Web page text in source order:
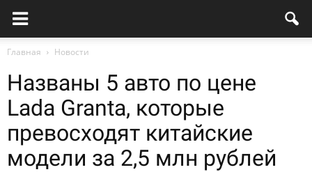
Главная Новости
Названы 5 авто по цене
Lada Granta, которые
превосходят китайские
модели за 2,5 млн рублей